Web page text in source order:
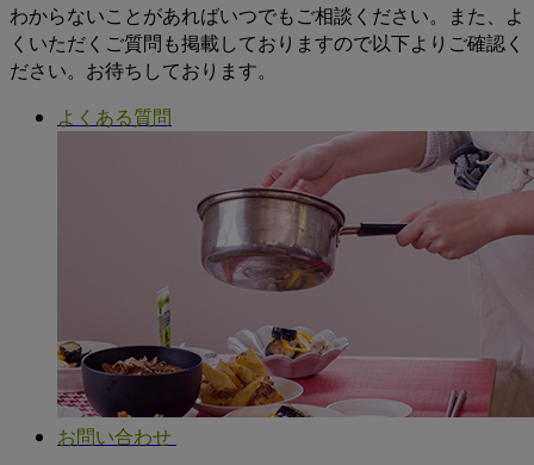
わからないことがあればいつでもご相談ください。また、よ
くいただくご質問も掲載しておりますので以下よりご確認く
ださい。お待ちしております。
よくある質問
お問い合わせ